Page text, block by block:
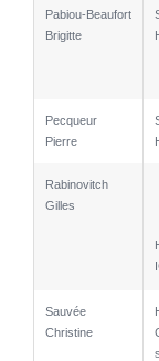
Pabiou-Beaufort
Brigitte
Pecqueur
Pierre
Rabinovitch
Gilles
Sauvée
Christine